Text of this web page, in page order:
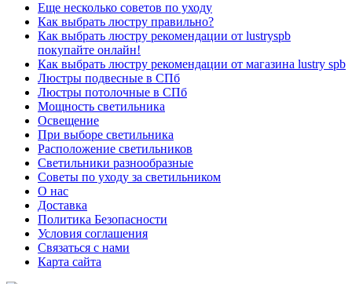
Еще несколько советов по уходу
Как выбрать люстру правильно?
Как выбрать люстру рекомендации от lustryspb
покупайте онлайн!
Как выбрать люстру рекомендации от магазина lustry spb
Люстры подвесные в СПб
Люстры потолочные в СПб
Мощность светильника
Освещение
При выборе светильника
Расположение светильников
Светильники разнообразные
Советы по уходу за светильником
О нас
Доставка
Политика Безопасности
Условия соглашения
Связаться с нами
Карта сайта